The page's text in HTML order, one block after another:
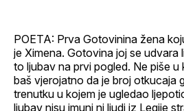
POETA: Prva Gotovinina žena
je Ximena. Gotovina joj se udvara
to ljubav na prvi pogled. Ne piše u
baš vjerojatno da je broj otkucaja
trenutku u kojem je ugledao
ljubav nisu imuni ni ljudi iz Legije